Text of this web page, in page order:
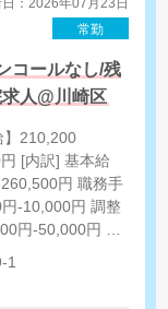
：2026年07月23日
常勤
コールなし/残
人@川崎区
[内訳] 基本給
円 職務手
-10,000円 調整
円-50,000円 支
12,000
[その他手当] 皆
円
1